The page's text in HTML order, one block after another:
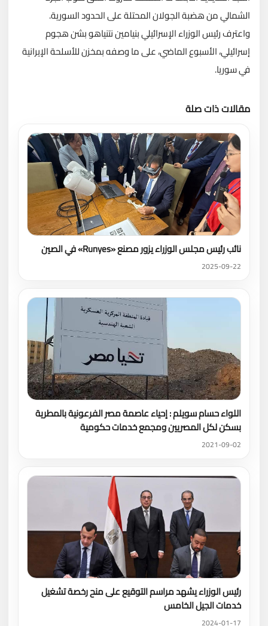
الشمالي من هضبة الجولان المحتلة على الحدود السورية.
واعترف رئيس الوزراء الإسرائيلي بنيامين نتنياهو بشن هجوم
إسرائيلي، الأسبوع الماضي، على ما وصفه بمخزن للأسلحة الإيرانية
في سوريا.
مقالات ذات صلة
نائب رئيس مجلس الوزراء يزور مصنع «Runyes» في الصين
2025-09-22
اللواء حسام سويلم : إحياء عاصمة مصر الفرعونية بالمطرية
بسكن لكل المصريين ومجمع خدمات حكومية
2021-09-02
رئيس الوزراء يشهد مراسم التوقيع على منح رخصة تشغيل
خدمات الجيل الخامس
2024-01-17